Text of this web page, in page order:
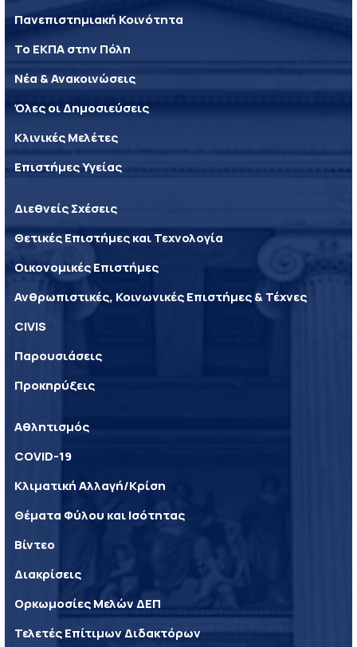
Πανεπιστημιακή Κοινότητα
Το ΕΚΠΑ στην Πόλη
Νέα & Ανακοινώσεις
Όλες οι Δημοσιεύσεις
Κλινικές Μελέτες
Επιστήμες Υγείας
Διεθνείς Σχέσεις
Θετικές Επιστήμες και Τεχνολογία
Οικονομικές Επιστήμες
Ανθρωπιστικές, Κοινωνικές Επιστήμες & Τέχνες
CIVIS
Παρουσιάσεις
Προκηρύξεις
Αθλητισμός
COVID-19
Κλιματική Αλλαγή/Κρίση
Θέματα Φύλου και Ισότητας
Βίντεο
Διακρίσεις
Ορκωμοσίες Μελών ΔΕΠ
Τελετές Επίτιμων Διδακτόρων